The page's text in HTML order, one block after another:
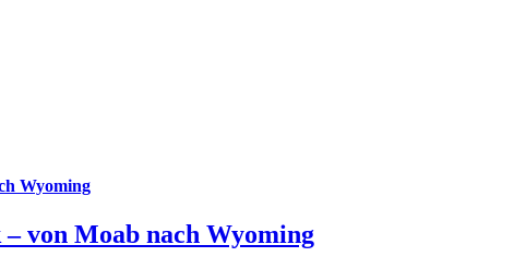
Wyoming
von Moab nach Wyoming